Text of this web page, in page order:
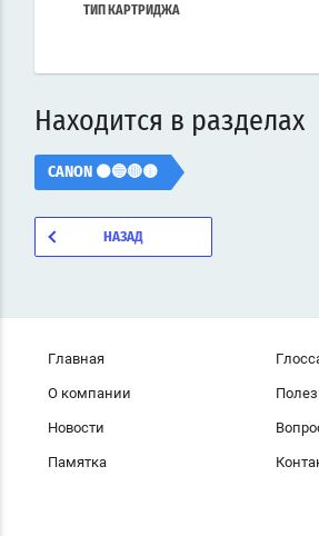
ТИП КАРТРИДЖА
Находится в разделах
CANON ⚫🔵🔴🟡
НАЗАД
Главная
О компании
Новости
Памятка